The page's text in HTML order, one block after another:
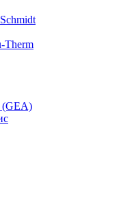
Therm